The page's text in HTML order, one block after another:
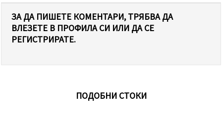
ЗА ДА ПИШЕТЕ КОМЕНТАРИ, ТРЯБВА ДА
ВЛЕЗЕТЕ В ПРОФИЛА СИ ИЛИ ДА СЕ
РЕГИСТРИРАТЕ.
ПОДОБНИ СТОКИ